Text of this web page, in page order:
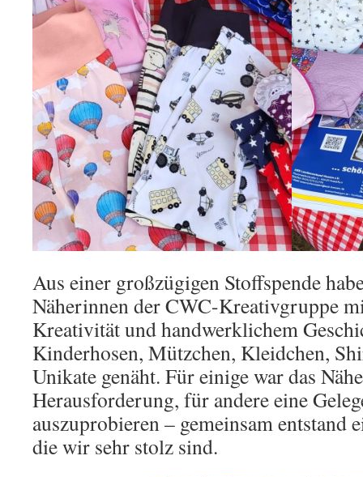
Aus einer großzügigen Stoffspende
Näherinnen der CWC-Kreativgruppe
Kreativität und handwerklichem
Kinderhosen, Mützchen, Kleidchen,
Unikate genäht. Für einige war das
Herausforderung, für andere eine
auszuprobieren – gemeinsam entstand
die wir sehr stolz sind.